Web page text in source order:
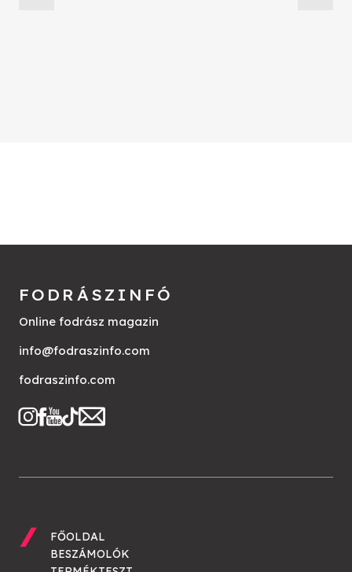
FODRÁSZINFÓ
Online fodrász magazin
info@fodraszinfo.com
fodraszinfo.com
FŐOLDAL
BESZÁMOLÓK